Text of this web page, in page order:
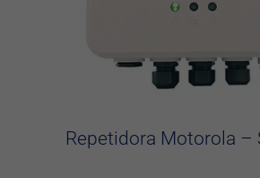
Repetidora Motorola –